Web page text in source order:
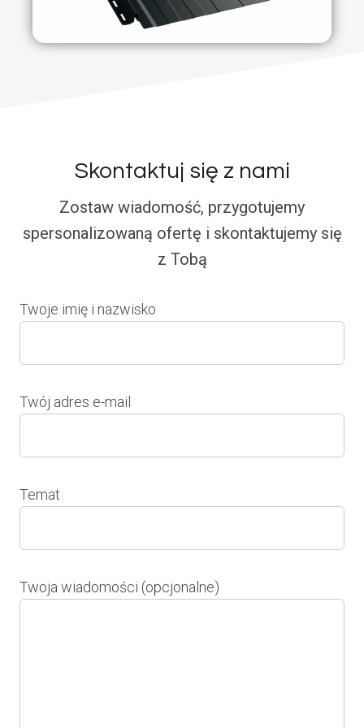
Skontaktuj się z nami
Zostaw wiadomość, przygotujemy
spersonalizowaną ofertę i skontaktujemy się
z Tobą
Twoje imię i nazwisko
Twój adres e-mail
Temat
Twoja wiadomości (opcjonalne)